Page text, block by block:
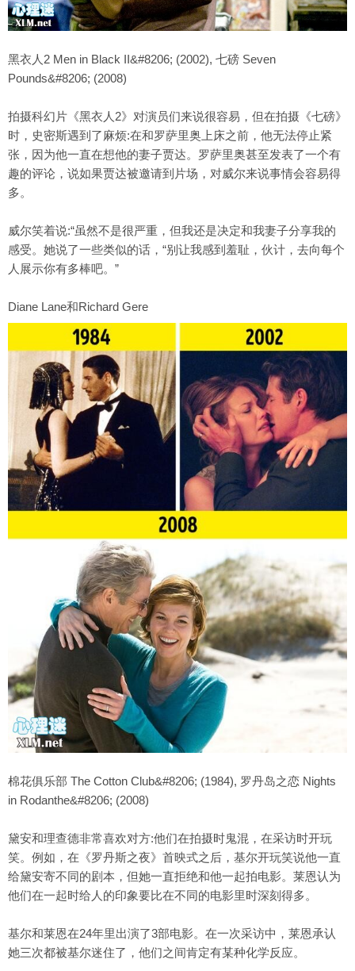
黑衣人2 Men in Black II&#8206; (2002), 七磅 Seven
Pounds&#8206; (2008)
拍摄科幻片《黑衣人2》对演员们来说很容易，但在拍摄《七磅》
时，史密斯遇到了麻烦:在和罗萨里奥上床之前，他无法停止紧
张，因为他一直在想他的妻子贾达。罗萨里奥甚至发表了一个有
趣的评论，说如果贾达被邀请到片场，对威尔来说事情会容易得
多。
威尔笑着说:“虽然不是很严重，但我还是决定和我妻子分享我的
感受。她说了一些类似的话，“别让我感到羞耻，伙计，去向每个
人展示你有多棒吧。”
Diane Lane和Richard Gere
棉花俱乐部 The Cotton Club&#8206; (1984), 罗丹岛之恋 Nights
in Rodanthe&#8206; (2008)
黛安和理查德非常喜欢对方:他们在拍摄时鬼混，在采访时开玩
笑。例如，在《罗丹斯之夜》首映式之后，基尔开玩笑说他一直
给黛安寄不同的剧本，但她一直拒绝和他一起拍电影。莱恩认为
他们在一起时给人的印象要比在不同的电影里时深刻得多。
基尔和莱恩在24年里出演了3部电影。在一次采访中，莱恩承认
她三次都被基尔迷住了，他们之间肯定有某种化学反应。